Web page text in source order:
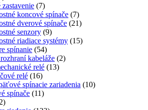
(7)
koncové spínače (7)
dverové spínače (21)
senzory (9)
riadiace systémy (15)
spínanie (54)
kabeláže (2)
relé (13)
relé (16)
spínacie zariadenia (10)
spínače (11)